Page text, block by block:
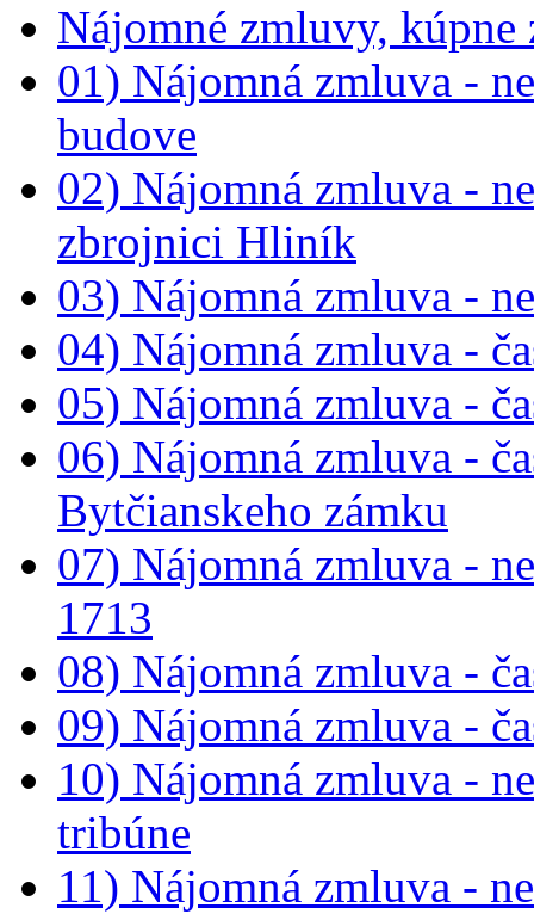
Nájomné zmluvy,
01) Nájomná zmluva -
budove
02) Nájomná zmluva -
zbrojnici Hliník
03) Nájomná zmluva -
04) Nájomná zmluva -
05) Nájomná zmluva -
06) Nájomná zmluva -
Bytčianskeho zámku
07) Nájomná zmluva -
1713
08) Nájomná zmluva -
09) Nájomná zmluva -
10) Nájomná zmluva -
tribúne
11) Nájomná zmluva -